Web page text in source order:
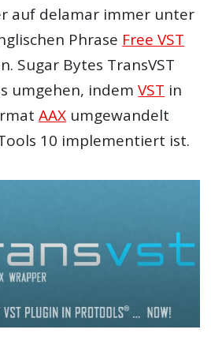
auf delamar immer unter
Phrase Free VST
Sugar Bytes TransVST
umgehen, indemVST in
AAX umgewandelt
10 implementiert ist.